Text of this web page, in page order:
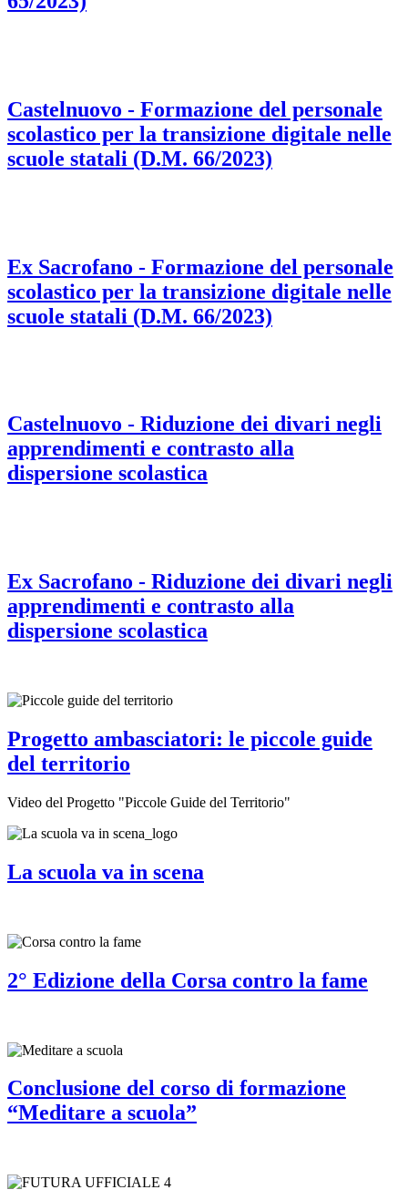
Castelnuovo - Formazione del personale
scolastico per la transizione digitale nelle
scuole statali (D.M. 66/2023)
Ex Sacrofano - Formazione del personale
scolastico per la transizione digitale nelle
scuole statali (D.M. 66/2023)
Castelnuovo - Riduzione dei divari negli
apprendimenti e contrasto alla
dispersione scolastica
Ex Sacrofano - Riduzione dei divari negli
apprendimenti e contrasto alla
dispersione scolastica
Progetto ambasciatori: le piccole guide
del territorio
Video del Progetto "Piccole Guide del Territorio"
La scuola va in scena
2° Edizione della Corsa contro la fame
Conclusione del corso di formazione
“Meditare a scuola”